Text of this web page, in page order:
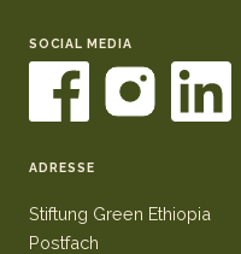
SOCIAL MEDIA
ADRESSE
Stiftung Green Ethiopia
Postfach